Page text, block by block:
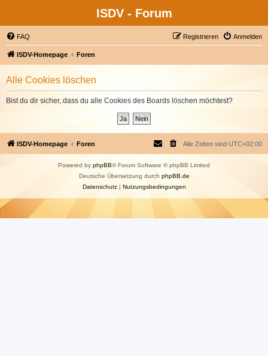
ISDV - Forum
FAQ Anmelden
Registrieren
ISDV-Homepage Foren
Alle Cookies löschen
Bist du dir sicher, dass du alle Cookies des Boards löschen möchtest?
ISDV-Homepage Foren Alle Zeiten sind UTC+02:00
Powered by phpBB® Forum Software © phpBB Limited
Deutsche Übersetzung durch phpBB.de
Datenschutz| Nutzungsbedingungen